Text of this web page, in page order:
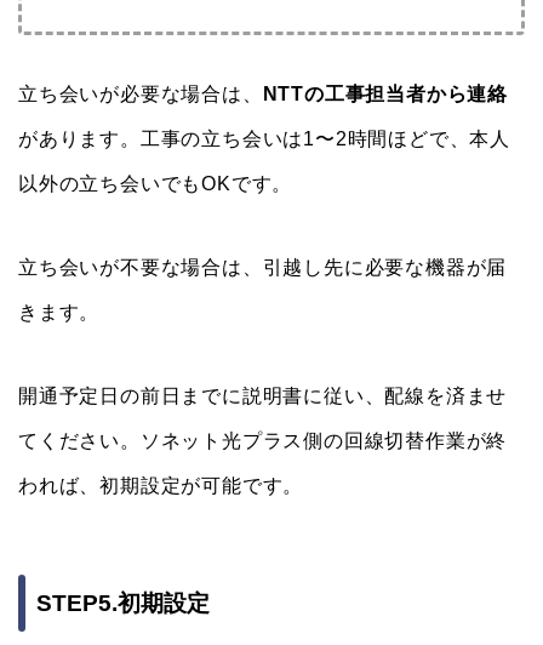
立ち会いが必要な場合は、 NTTの工事担当者から連絡
があります。工事の立ち会いは1〜2時間ほどで、本人
以外の立ち会いでもOKです。
立ち会いが不要な場合は、引越し先に必要な機器が届
きます。
開通予定日の前日までに説明書に従い、配線を済ませ
てください。ソネット光プラス側の回線切替作業が終
われば、初期設定が可能です。
STEP5.初期設定